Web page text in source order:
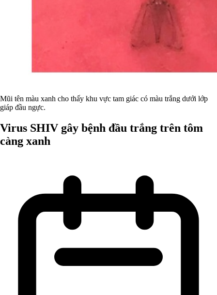
Mũi tên màu xanh cho thấy khu vực tam giác có màu trắng dưới lớp
giáp đầu ngực.
Virus SHIV gây bệnh đầu trắng trên tôm
càng xanh